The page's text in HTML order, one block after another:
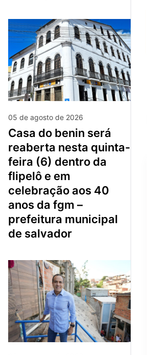
05 de agosto de 2026
casa do benin será
reaberta nesta quinta-
feira (6) dentro da
flipelô e em
celebração aos 40
anos da fgm –
prefeitura municipal
de salvador